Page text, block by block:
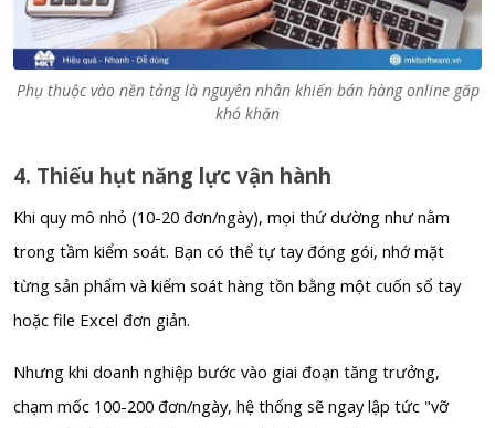
Phụ thuộc vào nền tảng là nguyên nhân khiến bán hàng online găp
khó khăn
4. Thiếu hụt năng lực vận hành
Khi quy mô nhỏ (10-20 đơn/ngày), mọi thứ dường như nằm
trong tầm kiểm soát. Bạn có thể tự tay đóng gói, nhớ mặt
từng sản phẩm và kiểm soát hàng tồn bằng một cuốn sổ tay
hoặc file Excel đơn giản.
Nhưng khi doanh nghiệp bước vào giai đoạn tăng trưởng,
chạm mốc 100-200 đơn/ngày, hệ thống sẽ ngay lập tức "vỡ